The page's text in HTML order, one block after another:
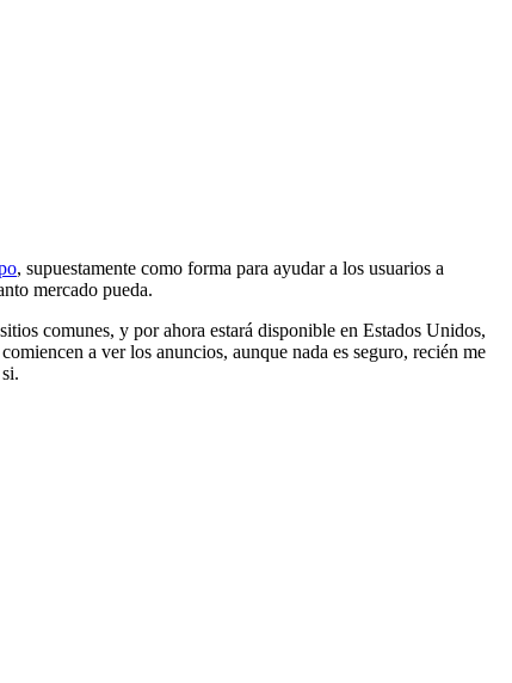
, supuestamente como forma para ayudar a los usuarios a
mercado pueda.
comunes, y por ahora estará disponible en Estados Unidos,
a ver los anuncios, aunque nada es seguro, recién me